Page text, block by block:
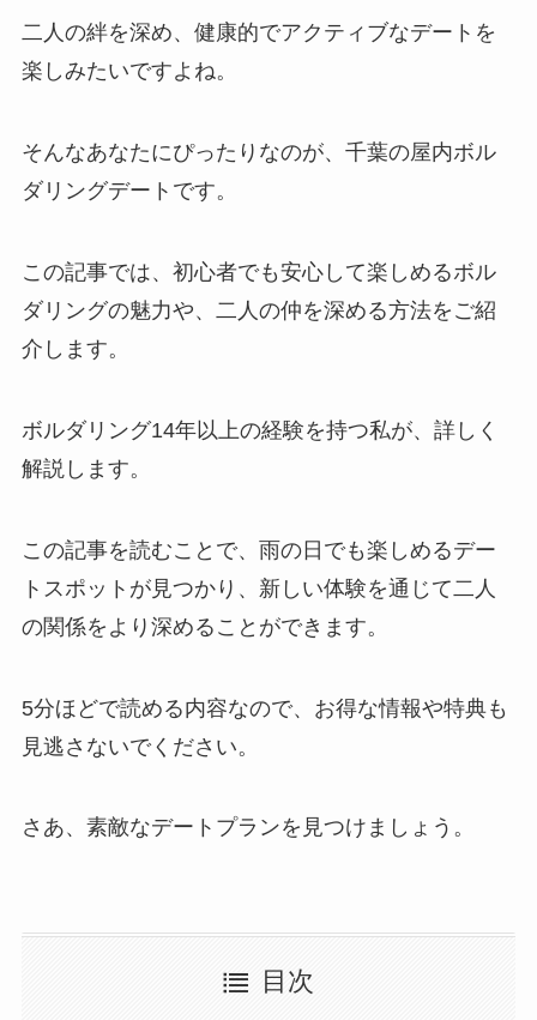
二人の絆を深め、健康的でアクティブなデートを
楽しみたいですよね。
そんなあなたにぴったりなのが、千葉の屋内ボル
ダリングデートです。
この記事では、初心者でも安心して楽しめるボル
ダリングの魅力や、二人の仲を深める方法をご紹
介します。
ボルダリング14年以上の経験を持つ私が、詳しく
解説します。
この記事を読むことで、雨の日でも楽しめるデー
トスポットが見つかり、新しい体験を通じて二人
の関係をより深めることができます。
5分ほどで読める内容なので、お得な情報や特典も
見逃さないでください。
さあ、素敵なデートプランを見つけましょう。
目次